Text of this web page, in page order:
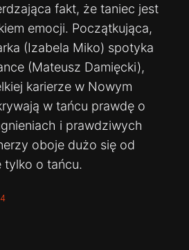
fakt, że taniec jest
emocji. Początkująca,
(Izabela Miko) spotyka
(Mateusz Damięcki),
karierze w Nowym
w tańcu prawdę o
i prawdziwych
oboje dużo się od
tylko o tańcu.